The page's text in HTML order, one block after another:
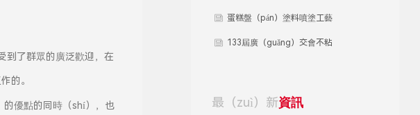
到了群眾的廣泛歡迎，在
的。
優點的同時（shí），也
蛋糕盤（pán）塗料噴塗工藝
133屆廣（guǎng）交會不粘
最（zuì）新資訊